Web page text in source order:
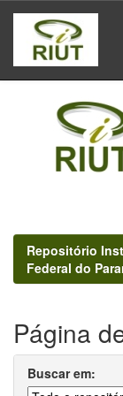
Skip
navigation
Repositório
Federal do
Página
Buscar em: